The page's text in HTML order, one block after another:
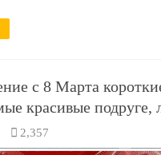
с 8 Марта
красивые
2,357